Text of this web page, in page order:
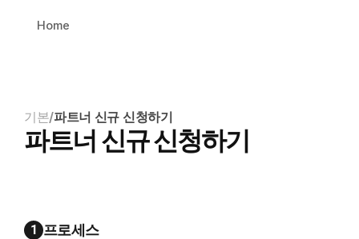
Home
기본/파트너 신규 신청하기
파트너 신규 신청하기
1 프로세스